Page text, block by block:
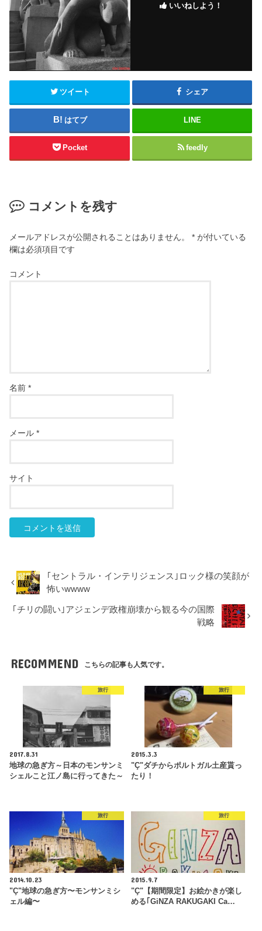
いいねしよう！
ツイート シェア
はてブ LINE
Pocket feedly
コメントを残す
メールアドレスが公開されることはありません。 * が付いている
欄は必須項目です
コメント
名前*
メール*
サイト
｢セントラル・インテリジェンス｣ロック様の笑顔が
怖いwwww
｢チリの闘い｣アジェンデ政権崩壊から観る今の国際
戦略
RECOMMEND こちらの記事も人気です。
旅行
2017.8.31
地球の急ぎ方～日本のモンサンミ
シェルこと江ノ島に行ってきた～
旅行
2015.3.3
"Ç"ダチからポルトガル土産貰っ
たり！
旅行
2014.10.23
"Ç"地球の急ぎ方〜モンサンミシ
ェル編〜
旅行
2015.9.7
"Ç"【期間限定】お絵かきが楽し
める｢GiNZA RAKUGAKI Ca…